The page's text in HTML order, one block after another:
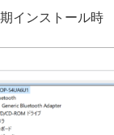
インストール時